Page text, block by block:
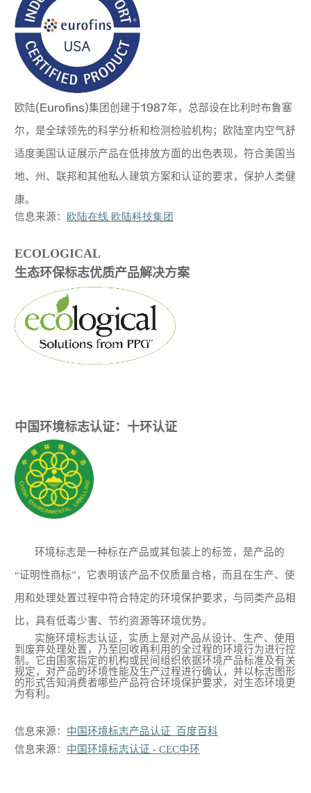
欧陆(Eurofins)集团创建于1987年，总部设在比利时布鲁塞
尔，是全球领先的科学分析和检测检验机构；欧陆室内空气舒
适度美国认证展示产品在低排放方面的出色表现，符合美国当
地、州、联邦和其他私人建筑方案和认证的要求，保护人类健
康。
信息来源：
欧陆在线 欧陆科技集团
ECOLOGICAL
生态环保标志优质产品解决方案
中国环境标志认证：十环认证
环境标志是一种标在产品或其包装上的标签，是产品的
“证明性商标”，它表明该产品不仅质量合格，而且在生产、使
用和处理处置过程中符合特定的环境保护要求，与同类产品相
比，具有低毒少害、节约资源等环境优势。
实施环境标志认证，实质上是对产品从设计、生产、使用
到废弃处理处置，乃至回收再利用的全过程的环境行为进行控
制。它由国家指定的机构或民间组织依据环境产品标准及有关
规定，对产品的环境性能及生产过程进行确认，并以标志图形
的形式告知消费者哪些产品符合环境保护要求，对生态环境更
为有利。
信息来源： 中国环境标志产品认证 _百度百科
信息来源： 中国环境标志认证 - CEC中环